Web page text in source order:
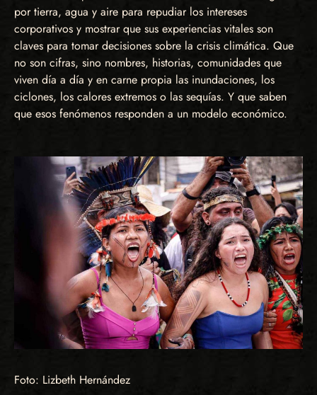
por tierra, agua y aire para repudiar los intereses
corporativos y mostrar que sus experiencias vitales son
claves para tomar decisiones sobre la crisis climática. Que
no son cifras, sino nombres, historias, comunidades que
viven día a día y en carne propia las inundaciones, los
ciclones, los calores extremos o las sequías. Y que saben
que esos fenómenos responden a un modelo económico.
Foto: Lizbeth Hernández